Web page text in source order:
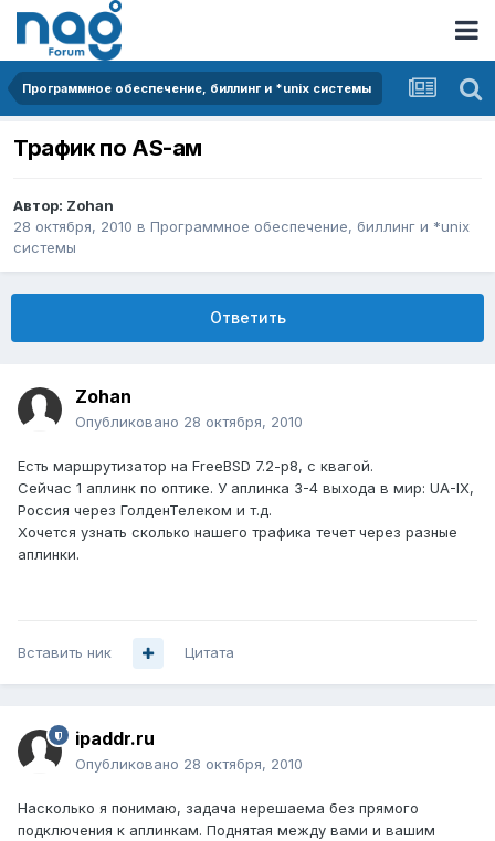
Программное обеспечение, биллинг и *unix системы
Трафик по AS-ам
Автор: Zohan
28 октября, 2010 в Программное обеспечение, биллинг и *unix
системы
Ответить
Zohan
Опубликовано 28 октября, 2010
Есть маршрутизатор на FreeBSD 7.2-p8, с квагой.
Сейчас 1 аплинк по оптике. У аплинка 3-4 выхода в мир: UA-IX,
Россия через ГолденТелеком и т.д.
Хочется узнать сколько нашего трафика течет через разные
аплинки.
Вставить ник Цитата
ipaddr.ru
Опубликовано 28 октября, 2010
Насколько я понимаю, задача нерешаема без прямого
подключения к аплинкам. Поднятая между вами и вашим